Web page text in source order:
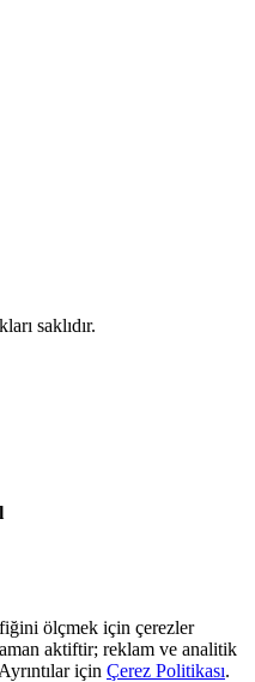
saklıdır.
ölçmek için çerezler
aktiftir; reklam ve analitik
için Çerez Politikası.